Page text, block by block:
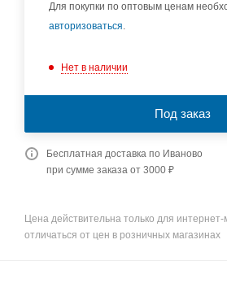
Для покупки по оптовым ценам
авторизоваться.
Нет в наличии
Под заказ
Бесплатная доставка по Иваново
при сумме заказа от 3000 ₽
Цена действительна только для
отличаться от цен в розничных магазинах